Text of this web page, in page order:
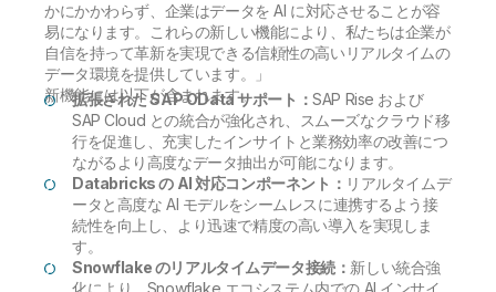
かにかかわらず、企業はデータを AI に対応させることが容
易になります。これらの新しい機能により、私たちは企業が
自信を持って革新を実現できる信頼性の高いリアルタイムの
データ環境を提供しています。」
新機能には以下が含まれます。
拡張された SAP OData サポート：SAP Rise および
SAP Cloud との統合が強化され、スムーズなクラウド移
行を促進し、充実したインサイトと業務効率の改善につ
ながるより高度なデータ抽出が可能になります。
Databricks の AI 対応コンポーネント： リアルタイムデ
ータと高度な AI モデルをシームレスに連携するよう接
続性を向上し、より迅速で精度の高い導入を実現しま
す。
Snowflake のリアルタイムデータ接続： 新しい統合強
化により、Snowflake エコシステム内での AI インサイ